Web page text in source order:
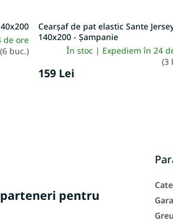
de ore
(6 buc.)
Cearșaf de pat elastic Sante
140x200 - Șampanie
În stoc | Expediem în 24
(3
159 Lei
parteneri pentru